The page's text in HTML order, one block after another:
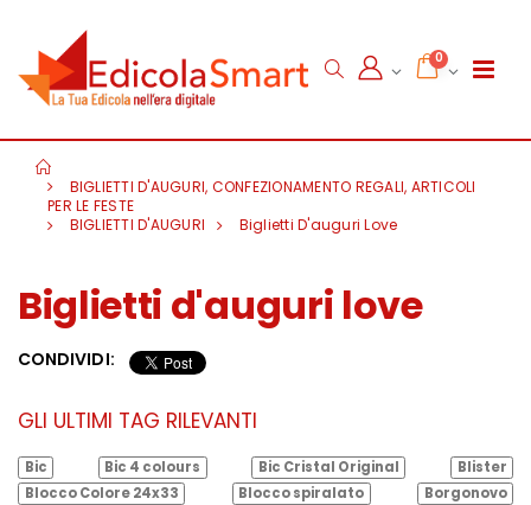
0
BIGLIETTI D'AUGURI, CONFEZIONAMENTO REGALI, ARTICOLI
PER LE FESTE
BIGLIETTI D'AUGURI
Biglietti D'auguri Love
Biglietti d'auguri love
CONDIVIDI:
GLI ULTIMI TAG RILEVANTI
Bic Bic 4 colours Bic Cristal Original
Blister
Blocco Colore 24x33
Blocco spiralato
Borgonovo